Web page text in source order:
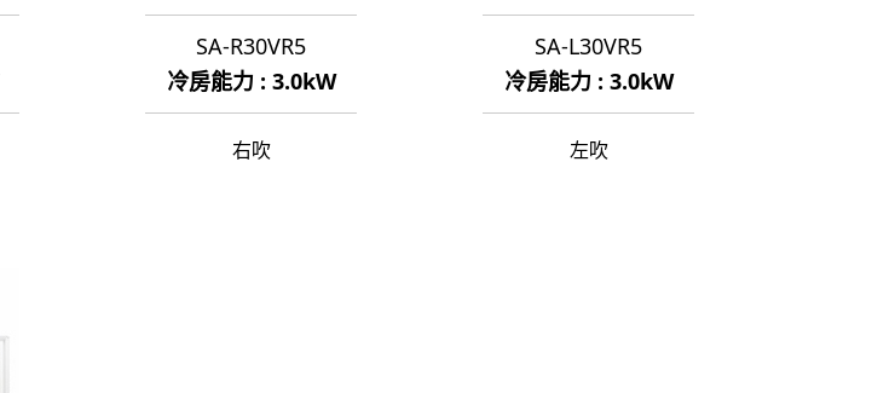
SA-R30VR5
冷房能力 : 3.0kW
右吹
SA-L30VR5
冷房能力 : 3.0kW
左吹